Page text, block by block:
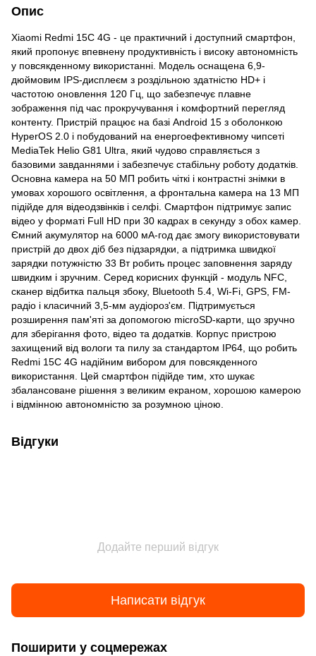
Опис
Xiaomi Redmi 15C 4G - це практичний і доступний смартфон,
який пропонує впевнену продуктивність і високу автономність
у повсякденному використанні. Модель оснащена 6,9-
дюймовим IPS-дисплеєм з роздільною здатністю HD+ і
частотою оновлення 120 Гц, що забезпечує плавне
зображення під час прокручування і комфортний перегляд
контенту. Пристрій працює на базі Android 15 з оболонкою
HyperOS 2.0 і побудований на енергоефективному чипсеті
MediaTek Helio G81 Ultra, який чудово справляється з
базовими завданнями і забезпечує стабільну роботу додатків.
Основна камера на 50 МП робить чіткі і контрастні знімки в
умовах хорошого освітлення, а фронтальна камера на 13 МП
підійде для відеодзвінків і селфі. Смартфон підтримує запис
відео у форматі Full HD при 30 кадрах в секунду з обох камер.
Ємний акумулятор на 6000 мА-год дає змогу використовувати
пристрій до двох діб без підзарядки, а підтримка швидкої
зарядки потужністю 33 Вт робить процес заповнення заряду
швидким і зручним. Серед корисних функцій - модуль NFC,
сканер відбитка пальця збоку, Bluetooth 5.4, Wi-Fi, GPS, FM-
радіо і класичний 3,5-мм аудіороз'єм. Підтримується
розширення пам'яті за допомогою microSD-карти, що зручно
для зберігання фото, відео та додатків. Корпус пристрою
захищений від вологи та пилу за стандартом IP64, що робить
Redmi 15C 4G надійним вибором для повсякденного
використання. Цей смартфон підійде тим, хто шукає
збалансоване рішення з великим екраном, хорошою камерою
і відмінною автономністю за розумною ціною.
Відгуки
Додайте перший відгук
Написати відгук
Поширити у соцмережах